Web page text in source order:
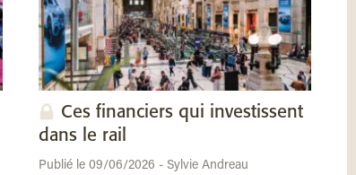
Ces financiers qui investissent
dans le rail
Publié le 09/06/2026 - Sylvie Andreau